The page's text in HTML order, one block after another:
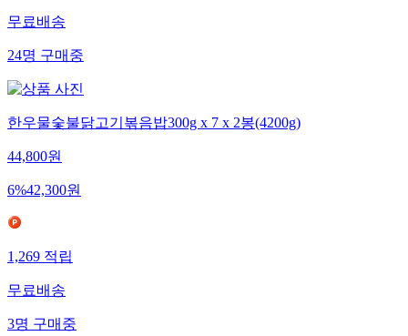
무료배송
24명구매중
한우물숯불닭고기볶음밥300g x 7 x 2봉(4200g)
44,800원
6%42,300원
1,269적립
무료배송
3명구매중